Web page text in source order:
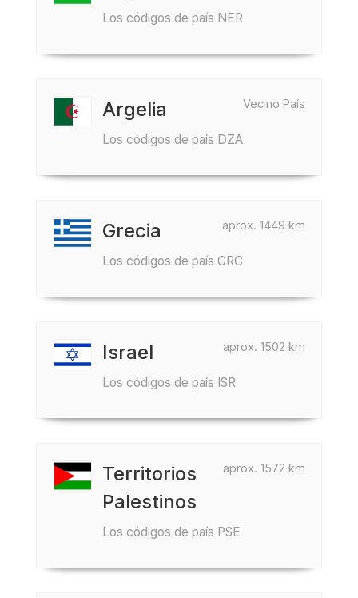
Los códigos de país NER
Vecino País
Argelia
Los códigos de país DZA
aprox. 1449 km
Grecia
Los códigos de país GRC
aprox. 1502 km
Israel
Los códigos de país ISR
aprox. 1572 km
Territorios
Palestinos
Los códigos de país PSE